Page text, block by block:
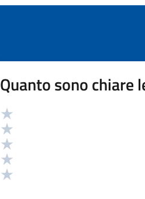
Quanto sono chiare
Valutazione